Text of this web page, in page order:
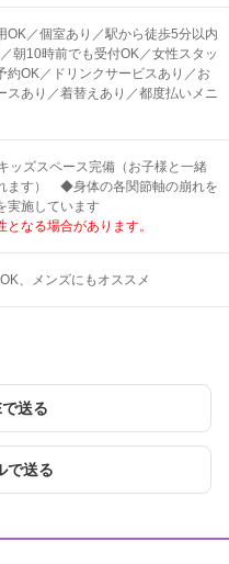
OK／個室あり／駅から徒歩5分以内
朝10時前でも受付OK／女性スタッ
約OK／ドリンクサービスあり／お
スあり／着替えあり／都度払いメニ
ズスペース完備（お子様と一緒
ます） ◆身体の各関節軸の崩れを
実施しています
なる場合があります。
メンズにもオススメ
送る
で送る